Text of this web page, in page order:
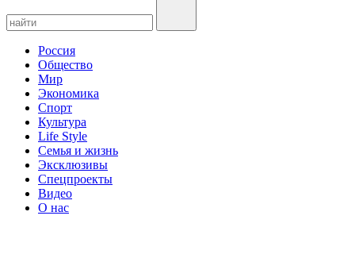
Россия
Общество
Мир
Экономика
Спорт
Культура
Life Style
Семья и жизнь
Эксклюзивы
Спецпроекты
Видео
О нас